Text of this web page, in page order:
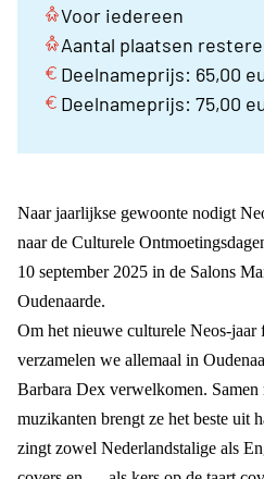
Voor iedereen
Aantal plaatsen
Deelnameprijs: 65,00
Deelnameprijs: 75,00
Naar jaarlijkse gewoonte nodigt
naar de Culturele
10 september 2025 in de Salons
Oudenaarde.
Om het nieuwe culturele Neos-jaar
verzamelen we allemaal in
Barbara Dex verwelkomen. Samen
muzikanten brengt ze het beste uit
zingt zowel Nederlandstalige als